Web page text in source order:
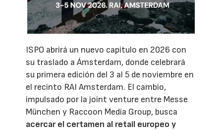
ISPO abrirá un nuevo capítulo en 2026 con
su traslado a Ámsterdam, donde celebrará
su primera edición del 3 al 5 de noviembre en
el recinto RAI Amsterdam. El cambio,
impulsado por la joint venture entre Messe
München y Raccoon Media Group, busca
acercar el certamen al retail europeo y